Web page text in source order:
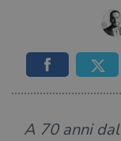
A 70 anni